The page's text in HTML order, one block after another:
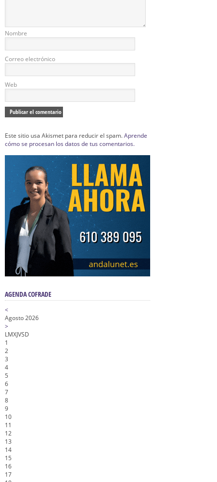
Nombre
Correo electrónico
Web
Este sitio usa Akismet para reducir el spam.Aprende
cómo se procesan los datos de tus comentarios.
AGENDA COFRADE
<
Agosto 2026
>
LMXJVSD
1
2
3
4
5
6
7
8
9
10
11
12
13
14
15
16
17